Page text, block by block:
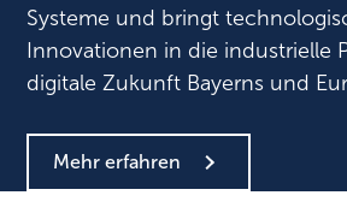
Systeme und bringt
Innovationen in die industrielle
digitale Zukunft Bayerns und
Mehr erfahren